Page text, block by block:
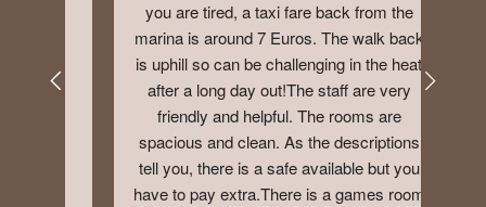
you are tired, a taxi fare back from the
marina is around 7 Euros. The walk back
is uphill so can be challenging in the heat
after a long day out!The staff are very
friendly and helpful. The rooms are
spacious and clean. As the descriptions
tell you, there is a safe available but you
have to pay extra.There is a games room